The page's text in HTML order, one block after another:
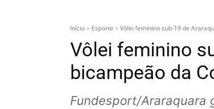
Início Esporte Vôlei feminino sub-19 de
Vôlei feminino
bicampeão da
Fundesport/Araraquara